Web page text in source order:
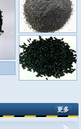
更多